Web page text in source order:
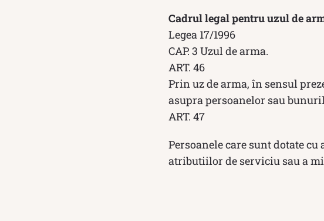
Cadrul legal pentru uzul de
Legea 17/1996
CAP. 3 Uzul de arma.
ART. 46
Prin uz de arma, în sensul
asupra persoanelor sau
ART. 47
Persoanele care sunt dotate
atributiilor de serviciu sau a